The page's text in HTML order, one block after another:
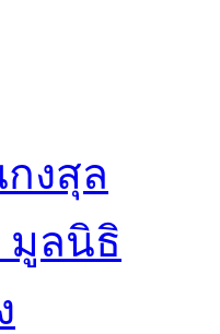
งสุล
มูลนิธิ